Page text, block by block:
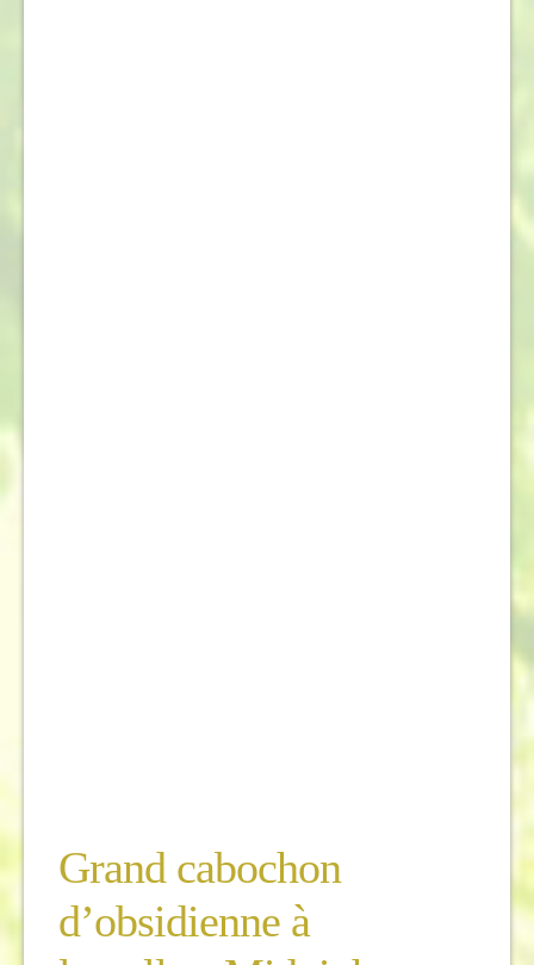
Grand cabochon
d’obsidienne à